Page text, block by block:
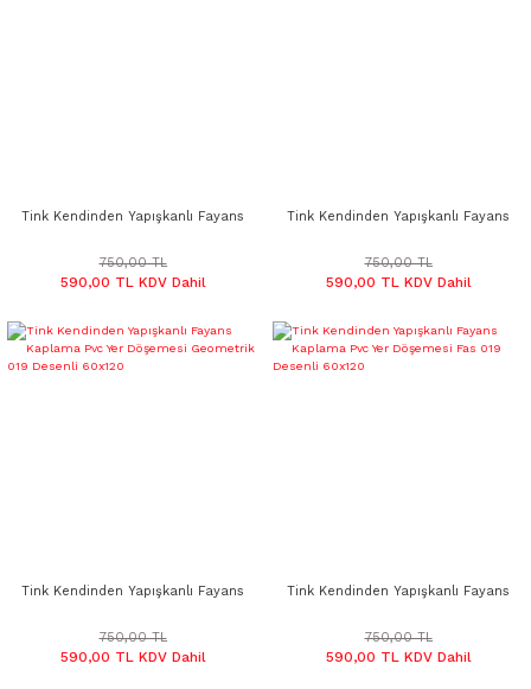
Tink Kendinden Yapışkanlı Fayans
Desenli 60x120
750,00 TL
590,00 TL KDV Dahil
Tink Kendinden Yapışkanlı Fayans
Geometrik Taş Desenli 60x120 cm
750,00 TL
590,00 TL KDV Dahil
Tink Kendinden Yapışkanlı Fayans
Geometrik 019 Desenli 60x120
750,00 TL
590,00 TL KDV Dahil
Tink Kendinden Yapışkanlı Fayans
019 Desenli 60x120
750,00 TL
590,00 TL KDV Dahil